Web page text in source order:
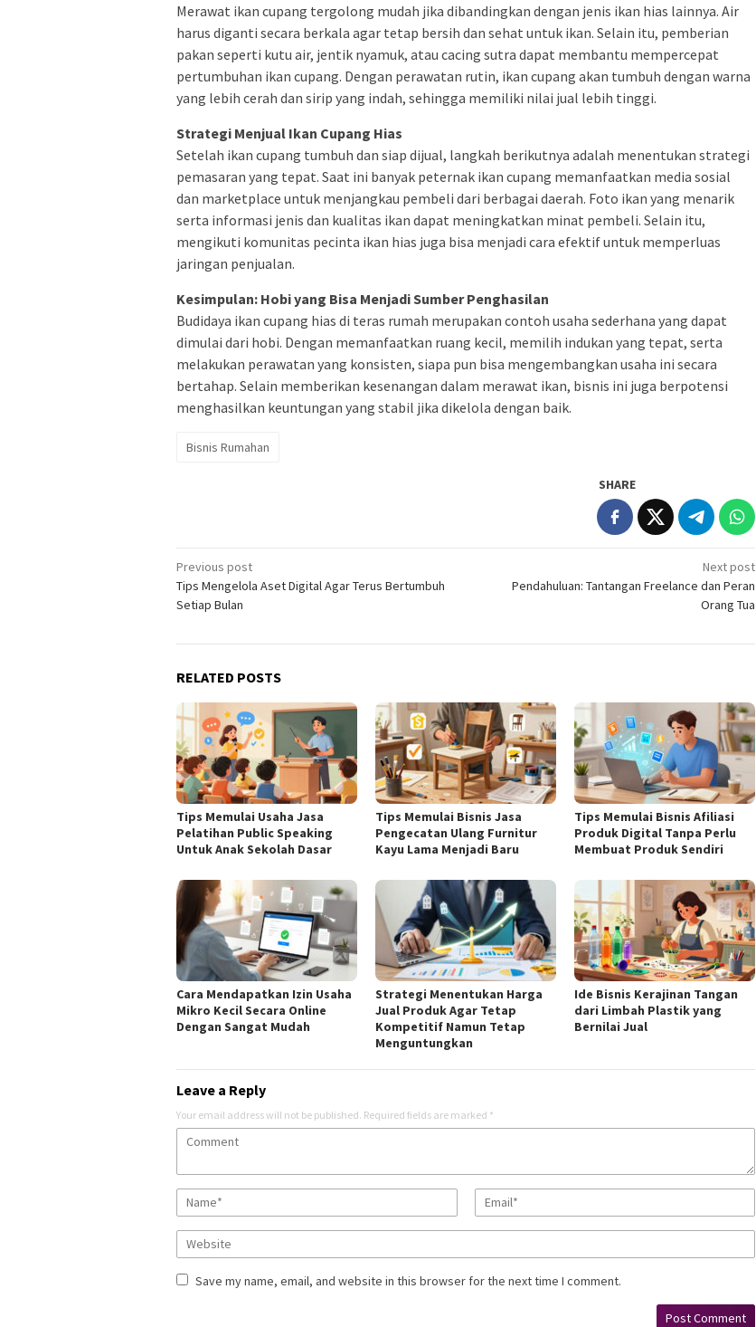
Merawat ikan cupang tergolong mudah jika dibandingkan dengan jenis ikan hias lainnya. Air
harus diganti secara berkala agar tetap bersih dan sehat untuk ikan. Selain itu, pemberian
pakan seperti kutu air, jentik nyamuk, atau cacing sutra dapat membantu mempercepat
pertumbuhan ikan cupang. Dengan perawatan rutin, ikan cupang akan tumbuh dengan warna
yang lebih cerah dan sirip yang indah, sehingga memiliki nilai jual lebih tinggi.
Strategi Menjual Ikan Cupang Hias
Setelah ikan cupang tumbuh dan siap dijual, langkah berikutnya adalah menentukan strategi
pemasaran yang tepat. Saat ini banyak peternak ikan cupang memanfaatkan media sosial
dan marketplace untuk menjangkau pembeli dari berbagai daerah. Foto ikan yang menarik
serta informasi jenis dan kualitas ikan dapat meningkatkan minat pembeli. Selain itu,
mengikuti komunitas pecinta ikan hias juga bisa menjadi cara efektif untuk memperluas
jaringan penjualan.
Kesimpulan: Hobi yang Bisa Menjadi Sumber Penghasilan
Budidaya ikan cupang hias di teras rumah merupakan contoh usaha sederhana yang dapat
dimulai dari hobi. Dengan memanfaatkan ruang kecil, memilih indukan yang tepat, serta
melakukan perawatan yang konsisten, siapa pun bisa mengembangkan usaha ini secara
bertahap. Selain memberikan kesenangan dalam merawat ikan, bisnis ini juga berpotensi
menghasilkan keuntungan yang stabil jika dikelola dengan baik.
Bisnis Rumahan
SHARE
Post
navigation
Previous post
Tips Mengelola Aset Digital Agar Terus Bertumbuh
Setiap Bulan
Next post
Pendahuluan: Tantangan Freelance dan Peran
Orang Tua
RELATED POSTS
Tips Memulai Usaha Jasa
Pelatihan Public Speaking
Untuk Anak Sekolah Dasar
Tips Memulai Bisnis Jasa
Pengecatan Ulang Furnitur
Kayu Lama Menjadi Baru
Tips Memulai Bisnis Afiliasi
Produk Digital Tanpa Perlu
Membuat Produk Sendiri
Cara Mendapatkan Izin Usaha
Mikro Kecil Secara Online
Dengan Sangat Mudah
Strategi Menentukan Harga
Jual Produk Agar Tetap
Kompetitif Namun Tetap
Menguntungkan
Ide Bisnis Kerajinan Tangan
dari Limbah Plastik yang
Bernilai Jual
Leave a Reply
Your email address will not be published. Required fields are marked *
Save my name, email, and website in this browser for the next time I comment.